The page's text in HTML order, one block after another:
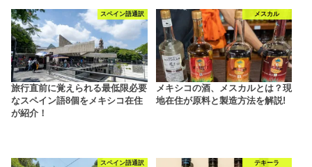
スペイン語通訳
旅行直前に覚えられる最低限必要
なスペイン語8個をメキシコ在住
が紹介！
メスカル
メキシコの酒、メスカルとは？現
地在住が原料と製造方法を解説!
スペイン語通訳 テキーラ